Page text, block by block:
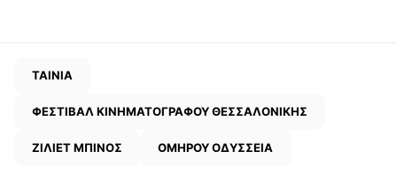
ΤΑΙΝΙΑ
ΦΕΣΤΙΒΑΛ ΚΙΝΗΜΑΤΟΓΡΑΦΟΥ ΘΕΣΣΑΛΟΝΙΚΗΣ
ΖΙΛΙΕΤ ΜΠΙΝΟΣ ΟΜΗΡΟΥ ΟΔΥΣΣΕΙΑ